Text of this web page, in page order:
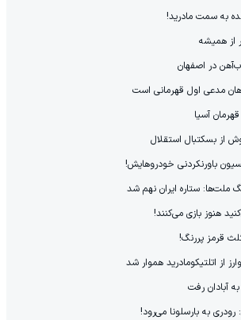
به سمت مادرید!
همیشه
در اصفهان
مدعی اول قهرمانی است
آسیا
از بسکتبال استقلال
باورنکردنی خودروهایش!
ملت‌ها: ستاره ایران نهم شد
هنوز بازی می‌کنند!
قرمز پررنگ!
از اتلتیکومادرید هموار شد
آبادان رفت
به بارسلونا می‌رود!